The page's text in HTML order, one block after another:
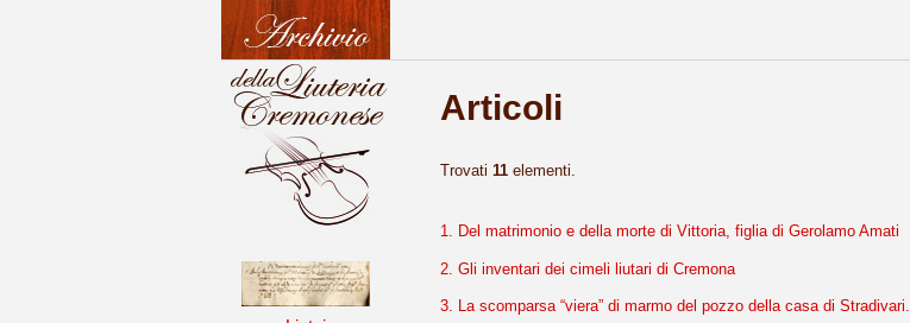
Articoli
Trovati 11elementi.
1. Del matrimonio e della morte di Vittoria, figlia di Gerolamo Amati
2. Gli inventari dei cimeli liutari di Cremona
3. La scomparsa “viera” di marmo del pozzo della casa di Stradivari.